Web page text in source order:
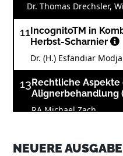
Dr. Thomas Drechsler,
11 IncognitoTM in
Herbst-Scharnier
Dr. (H.) Esfandiar
13 Rechtliche Aspekte
Alignerbehandlung
RA Michael Zach
6100 und 2197
NEUERE